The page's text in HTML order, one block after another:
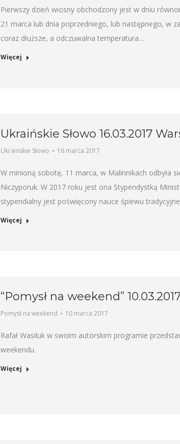
Pierwszy dzień wiosny obchodzony jest w dniu
21 marca lub dnia poprzedniego, lub następnego, w
coraz dłuższe, a odczuwalna temperatura…
Więcej
Ukraińskie Słowo 16.03.2017
Ukraińskie Słowo 16 marca 2017
W minioną sobotę, 11 marca, w Malinnikach odbyła
Niczyporuk. W 2017 roku jest ona Stypendystką
stypendialny jest poświęcony nauce śpiewu
Więcej
“Pomysł na weekend”
Pomysł na weekend 10 marca 2017
Rafał Wasiluk w swoim autorskim programie
weekendu.
Więcej